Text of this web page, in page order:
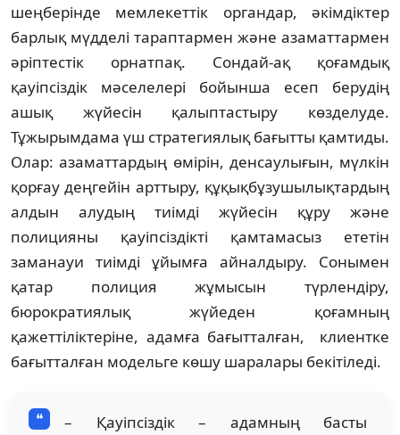
шеңберінде мемлекеттік органдар, әкімдіктер
барлық мүдделі тараптармен және азаматтармен
әріптестік орнатпақ. Сондай-ақ қоғамдық
қауіпсіздік мәселелері бойынша есеп берудің
ашық жүйесін қалыптастыру көзделуде.
Тұжырымдама үш стратегиялық бағытты қамтиды.
Олар: азаматтардың өмірін, денсаулығын, мүлкін
қорғау деңгейін арттыру, құқықбұзушылықтардың
алдын алудың тиімді жүйесін құру және
полицияны қауіпсіздікті қамтамасыз ететін
заманауи тиімді ұйымға айналдыру. Сонымен
қатар полиция жұмысын түрлендіру,
бюрократиялық жүйеден қоғамның
қажеттіліктеріне, адамға бағытталған, клиентке
бағытталған модельге көшу шаралары бекітіледі.
– Қауіпсіздік – адамның басты